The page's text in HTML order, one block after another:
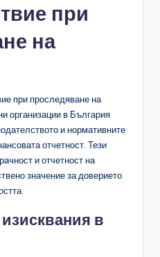
при
на
при проследяване на
организации в България
и нормативните
отчетност. Тези
и отчетност на
значение за доверието
в